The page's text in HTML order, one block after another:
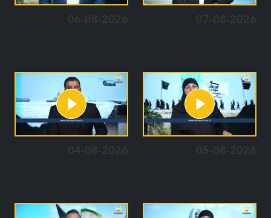
07-08-2026
06-08-2026
05-08-2026
04-08-2026